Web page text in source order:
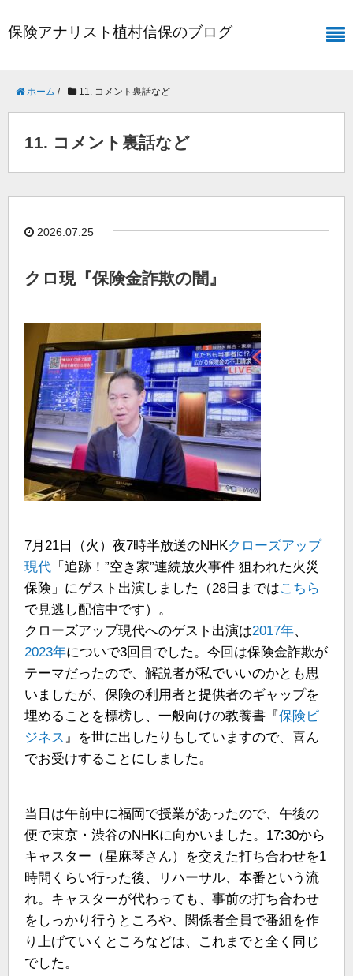
保険アナリスト植村信保のブログ
ホーム / 11. コメント裏話など
11. コメント裏話など
2026.07.25
クロ現『保険金詐欺の闇』
7月21日（火）夜7時半放送のNHKクローズアップ
現代 「追跡！”空き家”連続放火事件 狙われた火災
保険」にゲスト出演しました（28日まではこちら
で見逃し配信中です）。
クローズアップ現代へのゲスト出演は2017年、
2023年についで3回目でした。今回は保険金詐欺が
テーマだったので、解説者が私でいいのかとも思
いましたが、保険の利用者と提供者のギャップを
埋めることを標榜し、一般向けの教養書『保険ビ
ジネス 』を世に出したりもしていますので、喜ん
でお受けすることにしました。
当日は午前中に福岡で授業があったので、午後の
便で東京・渋谷のNHKに向かいました。17:30から
キャスター（星麻琴さん）を交えた打ち合わせを1
時間くらい行った後、リハーサル、本番という流
れ。キャスターが代わっても、事前の打ち合わせ
をしっかり行うところや、関係者全員で番組を作
り上げていくところなどは、これまでと全く同じ
でした。